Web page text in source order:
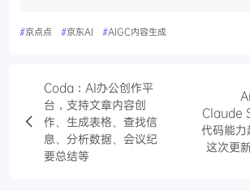
#京点点 #京东AI #AIGC内容生成
Coda：AI办公创作平
台，支持文章内容创
作、生成表格、查找信
息、分析数据、会议纪
要总结等
Claude
代码能力
这次更